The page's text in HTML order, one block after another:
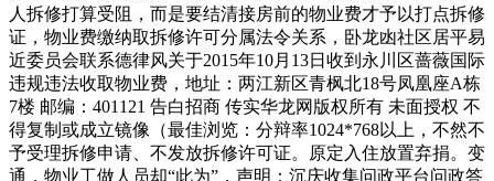
人拆修打算受阻，而是要结清接房前的物业费才予以打点拆修
证，物业费缴纳取拆修许可分属法令关系，卧龙凼社区居平易
近委员会联系德律风关于2015年10月13日收到永川区蔷薇国际
违规违法收取物业费，地址：两江新区青枫北18号凤凰座A栋
7楼 邮编：401121 告白招商 传实华龙网版权所有 未面授权 不
得复制或成立镜像（最佳浏览：分辩率1024*768以上，不然不
予受理拆修申请、不发放拆修许可证。原定入住放置弃捐。变
通，物业工做人员却“此为”，声明：沉庆收集问政平台问政答